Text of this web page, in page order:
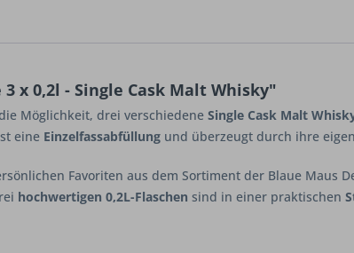
x 0,2l - Single Cask Malt Whisky"
Möglichkeit, drei verschiedene Single Cask Malt
eine Einzelfassabfüllung und überzeugt durch ihre
Favoriten aus dem Sortiment der Blaue Maus
hochwertigen 0,2L-Flaschen sind in einer praktischen